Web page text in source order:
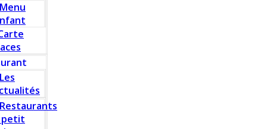
Menu
Les
Restaurants
petit